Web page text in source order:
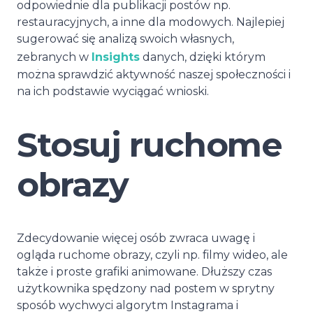
odpowiednie dla publikacji postów np.
restauracyjnych, a inne dla modowych. Najlepiej
sugerować się analizą swoich własnych,
zebranych w Insights danych, dzięki którym
można sprawdzić aktywność naszej społeczności i
na ich podstawie wyciągać wnioski.
Stosuj ruchome
obrazy
Zdecydowanie więcej osób zwraca uwagę i
ogląda ruchome obrazy, czyli np. filmy wideo, ale
także i proste grafiki animowane. Dłuższy czas
użytkownika spędzony nad postem w sprytny
sposób wychwyci algorytm Instagrama i